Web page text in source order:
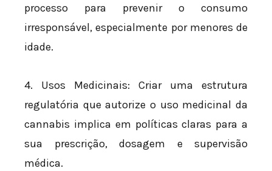
processo para prevenir o consumo
irresponsável, especialmente por menores de
idade.
4. Usos Medicinais: Criar uma estrutura
regulatória que autorize o uso medicinal da
cannabis implica em políticas claras para a
sua prescrição, dosagem e supervisão
médica.